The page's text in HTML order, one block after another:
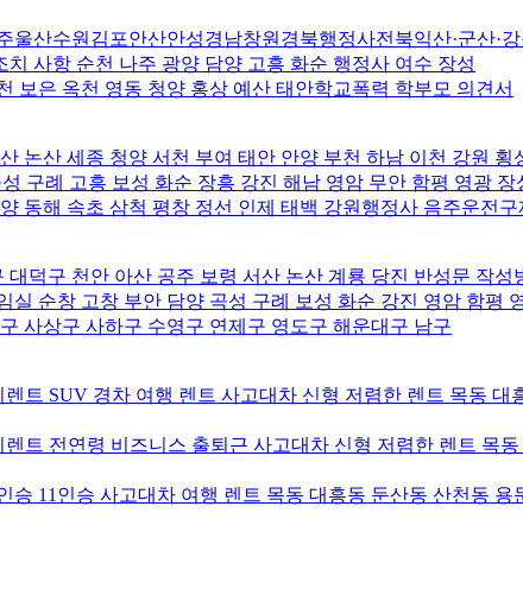
산수원김포안산안성경남창원경북행정사전북익산·군산·
사항 순천 나주 광양 담양 고흥 화순 행정사 여수 장성
보은 옥천 영동 청양 홍상 예산 태안학교폭력 학부모 의견서
논산 세종 청양 서천 부여 태안 안양 부천 하남 이천 강원 횡
구례 고흥 보성 화순 장흥 강진 해남 영암 무안 함평 영광 장
동해 속초 삼척 평창 정선 인제 태백 강원행정사 음주운전구
덕구 천안 아산 공주 보령 서산 논산 계룡 당진 반성문 작성
순창 고창 부안 담양 곡성 구례 보성 화순 강진 영암 함평
사상구 사하구 수영구 연제구 영도구 해운대구 남구
트 SUV 경차 여행 렌트 사고대차 신형 저렴한 렌트 목동
트 전연령 비즈니스 출퇴근 사고대차 신형 저렴한 렌트 목
11인승 사고대차 여행 렌트 목동 대흥동 둔산동 산천동